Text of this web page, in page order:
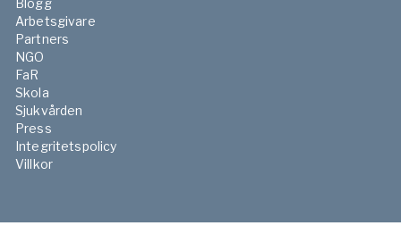
Arbetsgivare
Partners
NGO
FaR
Skola
Sjukvården
Press
Integritetspolicy
Villkor